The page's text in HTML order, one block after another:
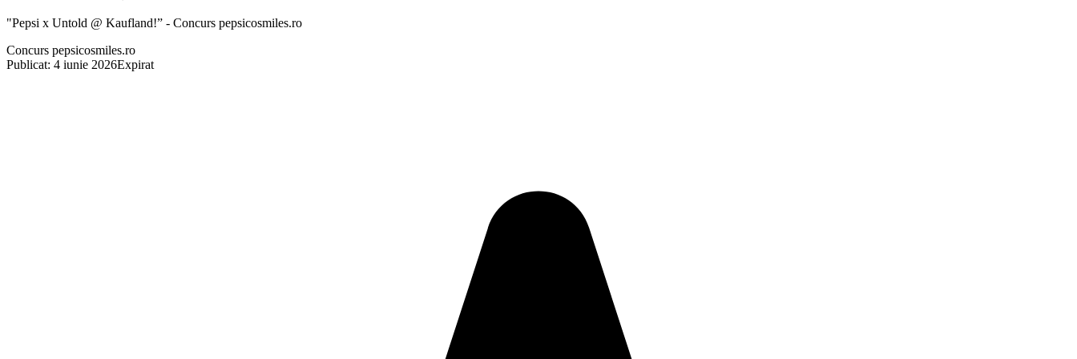
"Pepsi x Untold @ Kaufland!” - Concurs pepsicosmiles.ro
Concurs pepsicosmiles.ro
Publicat: 4 iunie 2026Expirat